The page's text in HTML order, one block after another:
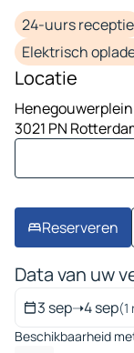
24-uurs receptie
Elektrisch
Locatie
3021 PN
Reserveren
Data van uw
3 sep➝4 sep
Beschikbaarheid